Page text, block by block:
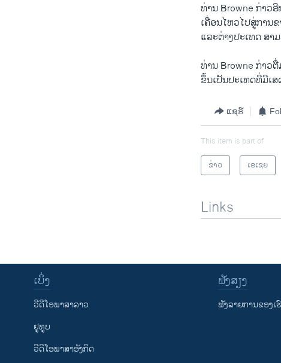
ທ່ານ Browne ກ່າວ​
ເຄື່ອນ​ໄຫວ​ໄປ​ສູ່​ການ
ແລະ​ຕ່າງປະ​ເທດ ​ສາ
ທ່ານ Browne ກ່າວ​
ຂຶ້ນເປັນ​ປະ​ເທດ​ທີ່​ມີ​ເ
ແຊຣ໌
This item is part of
ຂ່າວ
ເອເຊຍ
Links
ເບິ່ງ
ວີດີໂອພາສາລາວ
ຢູທູບ
ວີດີໂອພາສາອັງກິດ
ຟັງສຽງ
ຟັງລາຍການຂອງເ